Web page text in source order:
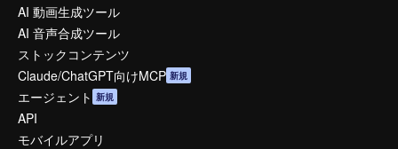
AI 動画生成ツール
AI 音声合成ツール
ストックコンテンツ
Claude/ChatGPT向けMCP 新規
エージェント 新規
API
モバイルアプリ